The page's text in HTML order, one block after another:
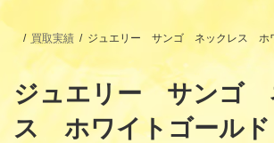
キ
ッ
に
移
買取実績 ジュエリー サンゴ ネックレス ホ
ジュエリー サンゴ
ス ホワイトゴール